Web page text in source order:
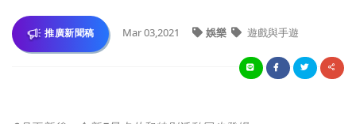
推廣新聞稿 Mar 03,2021 娛樂 遊戲與手遊